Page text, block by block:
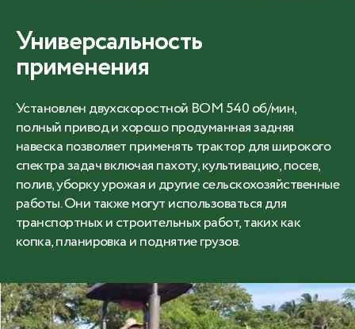
Универсальность
применения
Установлен двухскоростной ВОМ 540 об/мин,
полный привод и хорошо продуманная задняя
навеска позволяет применять трактор для широкого
спектра задач включая пахоту, культивацию, посев,
полив, уборку урожая и другие сельскохозяйственные
работы. Они также могут использоваться для
транспортных и строительных работ, таких как
копка, планировка и поднятие грузов.